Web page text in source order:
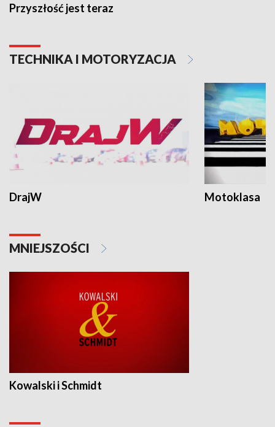
Przyszłość jest teraz
TECHNIKA I MOTORYZACJA
DrajW Motoklasa
MNIEJSZOŚCI
Kowalski i Schmidt